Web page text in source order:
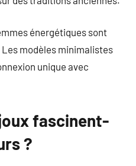
énergétiques sont
modèles minimalistes
unique avec
fascinent-
?